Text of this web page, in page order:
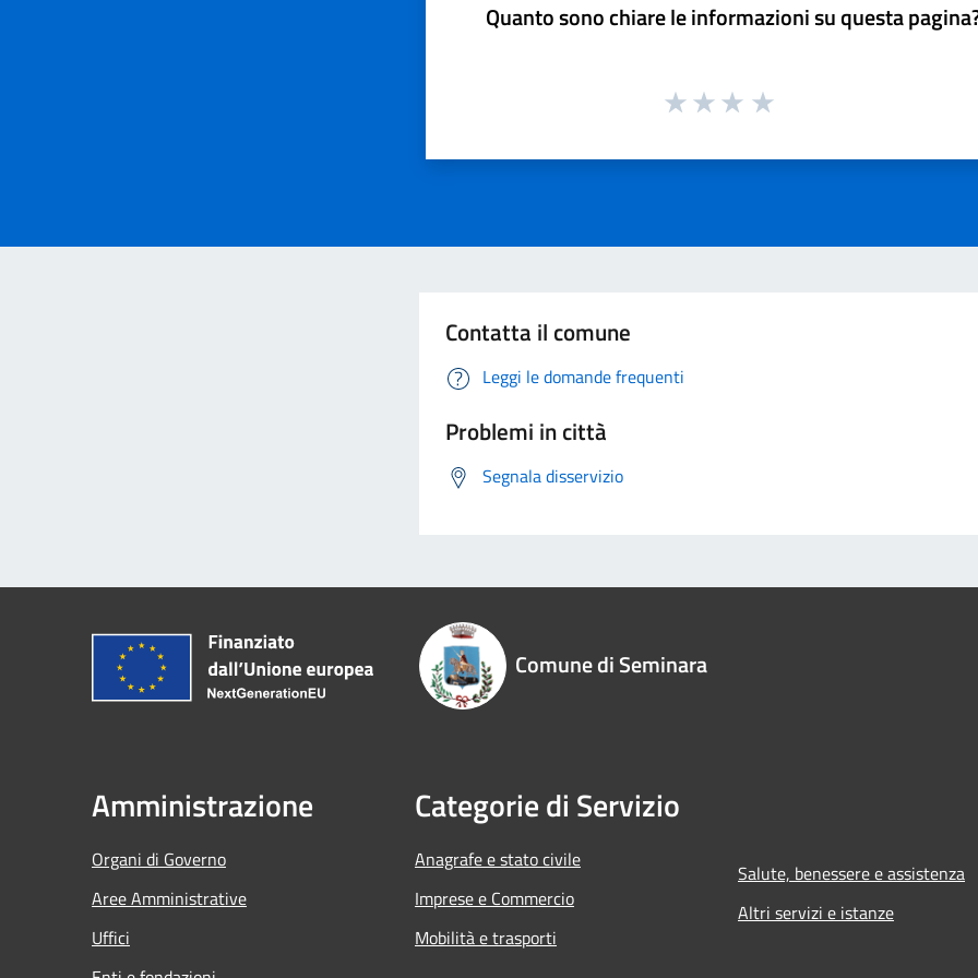
Quanto sono chiare le informazioni su questa
Contatta il comune
Leggi le domande frequenti
Problemi in città
Segnala disservizio
Comune di Seminara
Amministrazione
Organi di Governo
Aree Amministrative
Uffici
Categorie di Servizio
Anagrafe e stato civile
Imprese e Commercio
Mobilità e trasporti
Salute, benessere e assistenza
Altri servizi e istanze